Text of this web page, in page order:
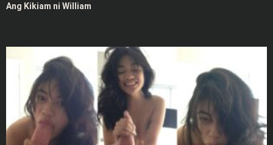
Ang Kikiam ni William